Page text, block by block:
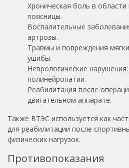
Хроническая боль в
поясницы.
Воспалительные
артрозы.
Травмы и повреждения
ушибы.
Неврологические
полинейропатии.
Реабилитация после
двигательном аппарате.
Также ВТЭС используется как
для реабилитации после
физических нагрузок.
Противопоказания